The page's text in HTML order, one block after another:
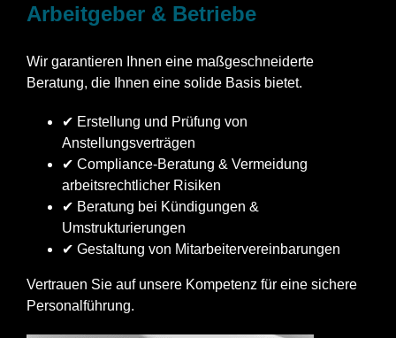
Arbeitgeber & Betriebe
Wir garantieren Ihnen eine maßgeschneiderte
Beratung, die Ihnen eine solide Basis bietet.
✔ Erstellung und Prüfung von
Anstellungsverträgen
✔ Compliance-Beratung & Vermeidung
arbeitsrechtlicher Risiken
✔ Beratung bei Kündigungen &
Umstrukturierungen
✔ Gestaltung von Mitarbeitervereinbarungen
Vertrauen Sie auf unsere Kompetenz für eine sichere
Personalführung.